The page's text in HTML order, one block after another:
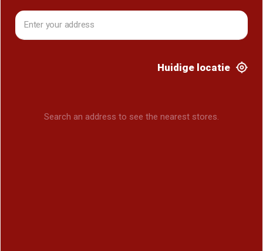
Huidige locatie
Search an address to see the nearest stores.